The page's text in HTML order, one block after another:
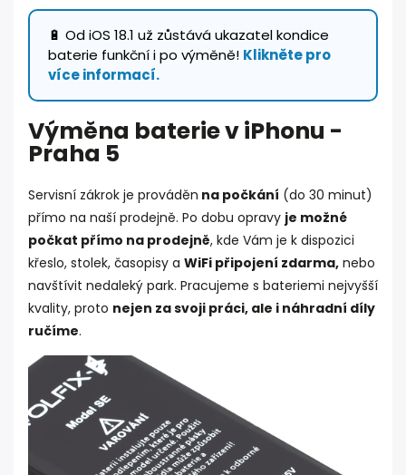
🔋 Od iOS 18.1 už zůstává ukazatel kondice
baterie funkční i po výměně! Klikněte pro
více informací.
Výměna baterie v iPhonu -
Praha 5
Servisní zákrok je prováděn na počkání (do 30 minut)
přímo na naší prodejně. Po dobu opravy je možné
počkat přímo na prodejně, kde Vám je k dispozici
křeslo, stolek, časopisy a WiFi připojení zdarma, nebo
navštívit nedaleký park. Pracujeme s bateriemi nejvyšší
kvality, proto nejen za svoji práci, ale i náhradní díly
ručíme.